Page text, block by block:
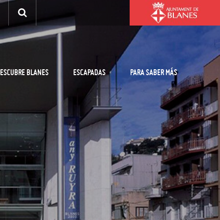
BLANES ESCAPADAS PARA SABER MÁS